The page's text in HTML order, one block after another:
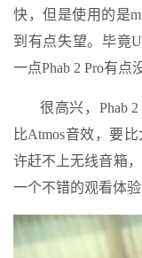
快，但是使用的是
到有点失望。毕竟
一点Phab 2 Pro有点
很高兴，Phab
比Atmos音效，要
许赶不上无线音箱
一个不错的观看体验